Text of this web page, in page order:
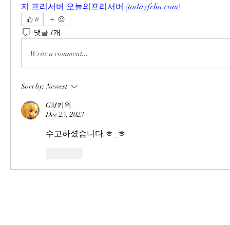
지 프리서버 오늘의프리서버 (todayfrlin.com)
0
댓글 1개
Write a comment...
Sort by: Newest
GM키위
Dec 25, 2023
수고하셨습니다.ㅎ_ㅎ